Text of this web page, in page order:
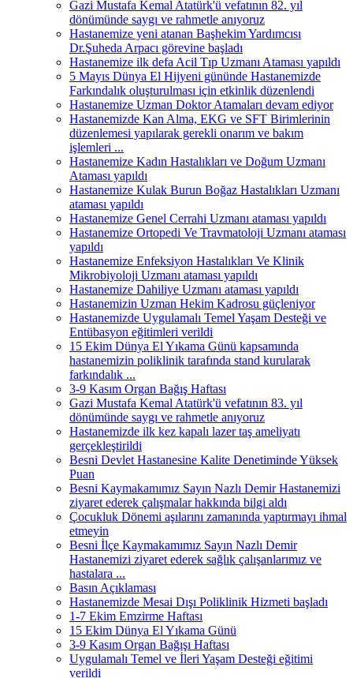
Gazi Mustafa Kemal Atatürk'ü vefatının 82. yıl
dönümünde saygı ve rahmetle anıyoruz
Hastanemize yeni atanan Başhekim Yardımcısı
Dr.Şuheda Arpacı görevine başladı
Hastanemize ilk defa Acil Tıp Uzmanı Ataması yapıldı
5 Mayıs Dünya El Hijyeni gününde Hastanemizde
Farkındalık oluşturulması için etkinlik düzenlendi
Hastanemize Uzman Doktor Atamaları devam ediyor
Hastanemizde Kan Alma, EKG ve SFT Birimlerinin
düzenlemesi yapılarak gerekli onarım ve bakım
işlemleri ...
Hastanemize Kadın Hastalıkları ve Doğum Uzmanı
Ataması yapıldı
Hastanemize Kulak Burun Boğaz Hastalıkları Uzmanı
ataması yapıldı
Hastanemize Genel Cerrahi Uzmanı ataması yapıldı
Hastanemize Ortopedi Ve Travmatoloji Uzmanı ataması
yapıldı
Hastanemize Enfeksiyon Hastalıkları Ve Klinik
Mikrobiyoloji Uzmanı ataması yapıldı
Hastanemize Dahiliye Uzmanı ataması yapıldı
Hastanemizin Uzman Hekim Kadrosu güçleniyor
Hastanemizde Uygulamalı Temel Yaşam Desteği ve
Entübasyon eğitimleri verildi
15 Ekim Dünya El Yıkama Günü kapsamında
hastanemizin poliklinik tarafında stand kurularak
farkındalık ...
3-9 Kasım Organ Bağış Haftası
Gazi Mustafa Kemal Atatürk'ü vefatının 83. yıl
dönümünde saygı ve rahmetle anıyoruz
Hastanemizde ilk kez kapalı lazer taş ameliyatı
gerçekleştirildi
Besni Devlet Hastanesine Kalite Denetiminde Yüksek
Puan
Besni Kaymakamımız Sayın Nazlı Demir Hastanemizi
ziyaret ederek çalışmalar hakkında bilgi aldı
Çocukluk Dönemi aşılarını zamanında yaptırmayı ihmal
etmeyin
Besni İlçe Kaymakamımız Sayın Nazlı Demir
Hastanemizi ziyaret ederek sağlık çalışanlarımız ve
hastalara ...
Basın Açıklaması
Hastanemizde Mesai Dışı Poliklinik Hizmeti başladı
1-7 Ekim Emzirme Haftası
15 Ekim Dünya El Yıkama Günü
3-9 Kasım Organ Bağışı Haftası
Uygulamalı Temel ve İleri Yaşam Desteği eğitimi
verildi